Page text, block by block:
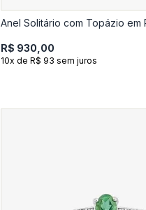
Anel Solitário com Topázio em
R$ 930,00
10x de R$ 93 sem juros